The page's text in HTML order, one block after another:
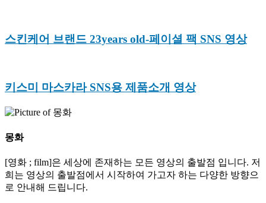
스킨케어 브랜드 23years old-페이셜 팩 SNS 영상
키스미 마스카라 SNS용 제품소개 영상
몽화
[영화 ; film]은 세상에 존재하는 모든 영상의 출발점 입니다. 저
희는 영상의 출발점에서 시작하여 가고자 하는 다양한 방향으
로 안내해 드립니다.